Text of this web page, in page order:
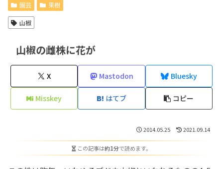
園芸 果樹
山椒
山椒の雌株に花が
X Mastodon Bluesky
Misskey はてブ コピー
2014.05.25 2021.09.14
この記事は約1分で読めます。